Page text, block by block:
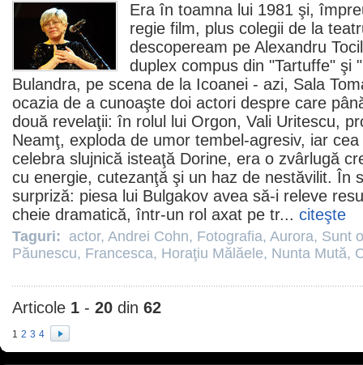
Era în toamna lui 1981 şi,
regie film, plus colegii de la
descopeream pe Alexandru
duplex compus din "Tartuffe" şi
Bulandra, pe scena de la Icoanei - azi, Sala
ocazia de a cunoaşte doi actori despre care
două revelaţii: în rolul lui Orgon, Vali Uritescu,
Neamţ, exploda de umor tembel-agresiv, iar
celebra slujnică isteaţă Dorine, era o zvârlugă
cu energie, cutezanţă şi un haz de nestăvilit. În
surpriză: piesa lui Bulgakov avea să-i releve
cheie dramatică, într-un rol axat pe tr... citeşte
Taguri: actor, Andrei Cohn, Fotografia, Aurora, Sunt
Păunescu, Francesca, Horaţiu Mălăele, Nunta Mută,
Articole 1 - 20 din 62
1 2 3 4